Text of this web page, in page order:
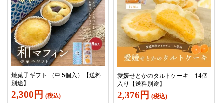
焼菓子ギフト （中 5個入）【送料
別途】
2,300円 (税込)
愛媛せとかのタルトケーキ 14個
入り【送料別途】
2,376円 (税込)